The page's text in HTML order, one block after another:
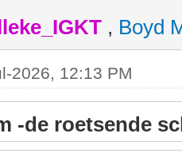
, Boyd
2026, 12:13 PM
-de roetsende